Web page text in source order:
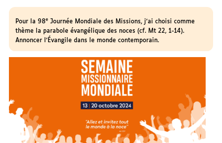
Pour la 98eJournée Mondiale des Missions, j’ai choisi comme
thème la parabole évangélique des noces (cf. Mt 22, 1-14).
Annoncer l’Évangile dans le monde contemporain.